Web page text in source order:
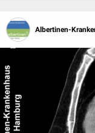
Albertinen-